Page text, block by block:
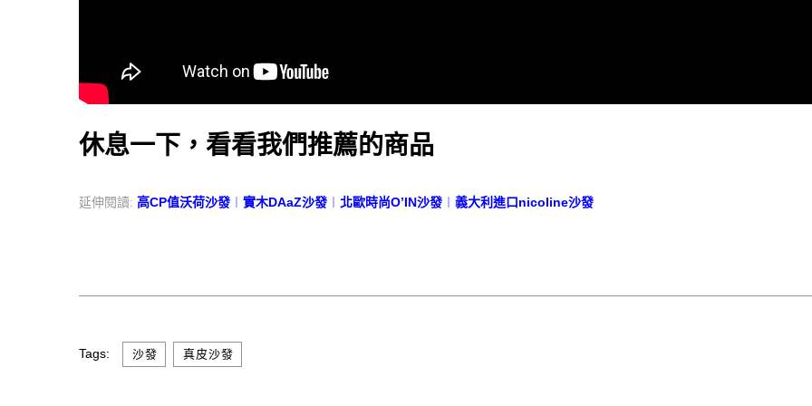
休息一下，看看我們推薦的商品
延伸閱讀: 高CP值沃荷沙發 ︱ 實木DAaZ沙發 ︱ 北歐時尚O’IN沙發 ︱ 義大利進口nicoline沙發
Tags: 沙發 真皮沙發
中部展館